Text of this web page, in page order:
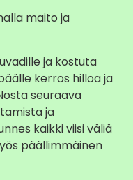
maito ja
ja kostuta
kerros hilloa ja
seuraava
ja
kaikki viisi väliä
päällimmäinen